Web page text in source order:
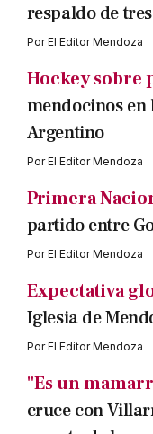
respaldo de
PorEl Editor Mendoza
Hockey sobre
mendocinos en
Argentino
PorEl Editor Mendoza
Primera
partido entre
PorEl Editor Mendoza
Expectativa
Iglesia de
PorEl Editor Mendoza
"Es un
cruce con